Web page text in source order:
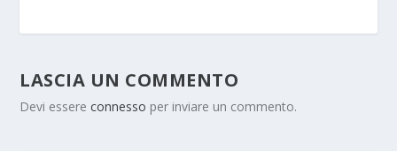
LASCIA UN COMMENTO
Devi essereconnesso per inviare un commento.